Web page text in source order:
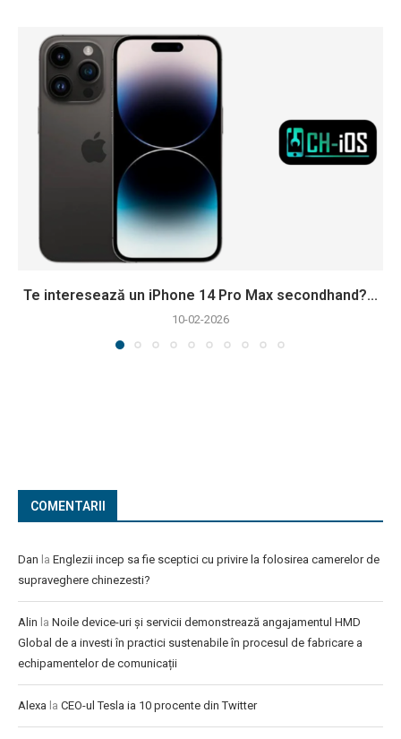
Te interesează un iPhone 14 Pro Max secondhand?...
10-02-2026
COMENTARII
Dan la Englezii incep sa fie sceptici cu privire la folosirea camerelor de
supraveghere chinezesti?
Alin la Noile device-uri și servicii demonstrează angajamentul HMD
Global de a investi în practici sustenabile în procesul de fabricare a
echipamentelor de comunicații
Alexa la CEO-ul Tesla ia 10 procente din Twitter